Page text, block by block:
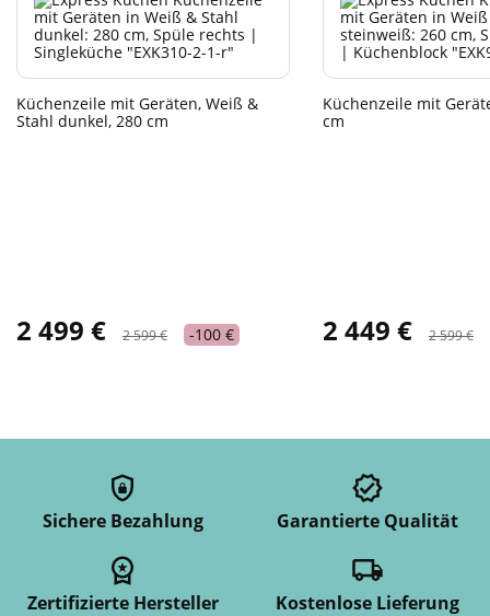
Küchenzeile mit Geräten, Weiß &
Stahl dunkel, 280 cm
2 499 € 2 599 € -100 €
Küchenzeile mit
cm
2 449 € 2 599 €
Sichere Bezahlung Garantierte Qualität
Zertifizierte Hersteller Kostenlose Lieferung